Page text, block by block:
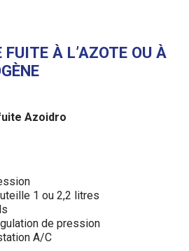
FUITE À L’AZOTE OU À
Azoidro
1 ou 2,2 litres
de pression
A/C